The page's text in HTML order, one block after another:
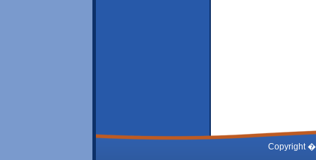
Copyright